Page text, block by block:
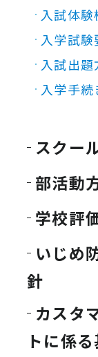
入試体験
入学試験
入試出題
入学手続
スクー
部活動
学校評
いじめ
針
カスタ
トに係